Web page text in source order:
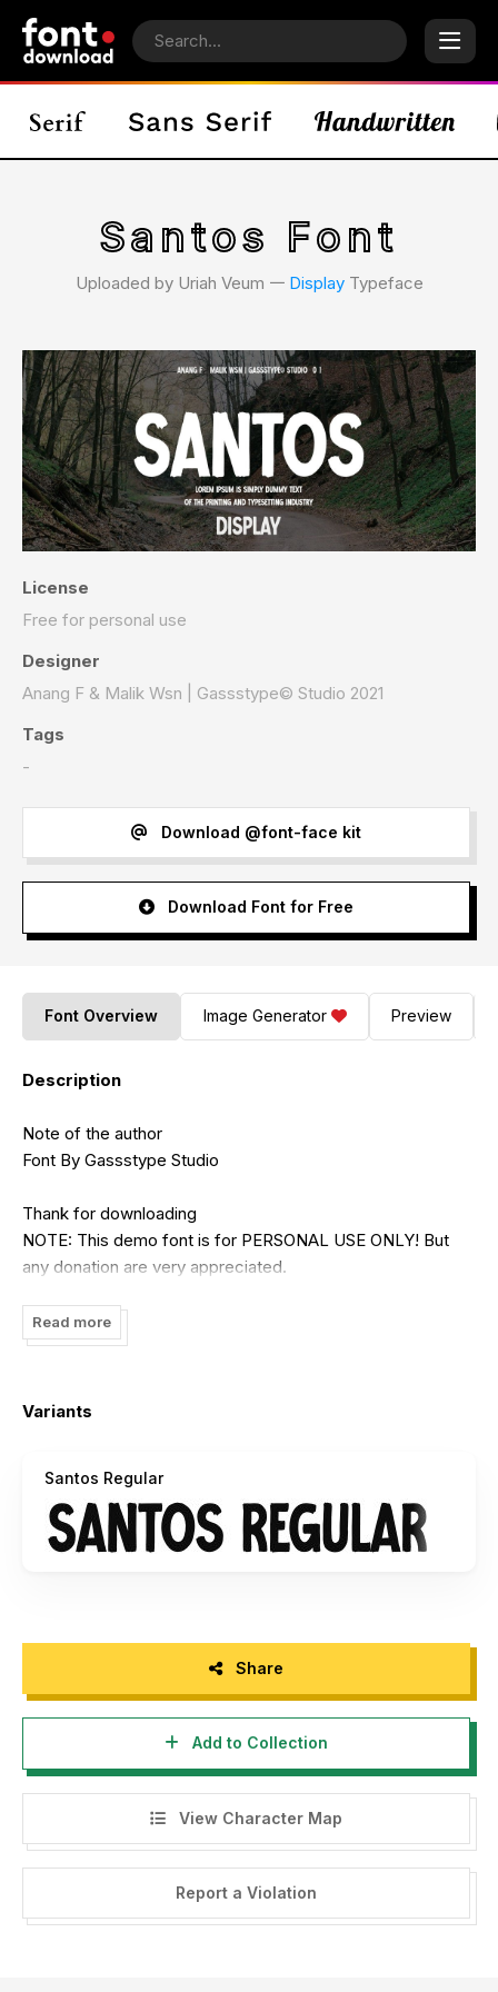
Santos Font
Uploaded by Uriah Veum 𑁋 DisplayTypeface
License
Free for personal use
Designer
Anang F & Malik Wsn | Gassstype© Studio 2021
Tags
-
Download @font-face kit
Download Font for Free
Font Overview Image Generator Preview
Description
Note of the author
Font By Gassstype Studio
Thank for downloading
NOTE: This demo font is for PERSONAL USE ONLY! But
any donation are very appreciated.
Paypal account for donation :
https://www.paypal.com/paypalme/gassstype
Link to purchase full version and standart license:
www.gassstype.com
Extended License or Corporate License Visit me
all forms of use of fonts without buying a
license first must comply with our terms of completing
purchases for commercial purposes and will
be subject to a Corporate License
Thank You
Caution : Be very careful and take the time to read any
terms & conditions before deciding
Read more
Variants
Santos Regular
Share
Add to Collection
View Character Map
Report a Violation